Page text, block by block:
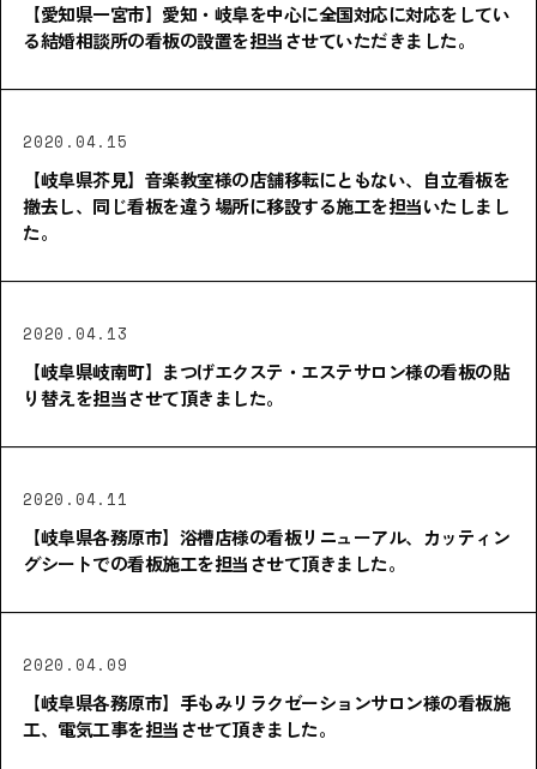
【愛知県一宮市】愛知・岐阜を中心に全国対応に対応をしてい
る結婚相談所の看板の設置を担当させていただきました。
2020.04.15
【岐阜県芥見】音楽教室様の店舗移転にともない、自立看板を
撤去し、同じ看板を違う場所に移設する施工を担当いたしまし
た。
2020.04.13
【岐阜県岐南町】まつげエクステ・エステサロン様の看板の貼
り替えを担当させて頂きました。
2020.04.11
【岐阜県各務原市】浴槽店様の看板リニューアル、カッティン
グシートでの看板施工を担当させて頂きました。
2020.04.09
【岐阜県各務原市】手もみリラクゼーションサロン様の看板施
工、電気工事を担当させて頂きました。